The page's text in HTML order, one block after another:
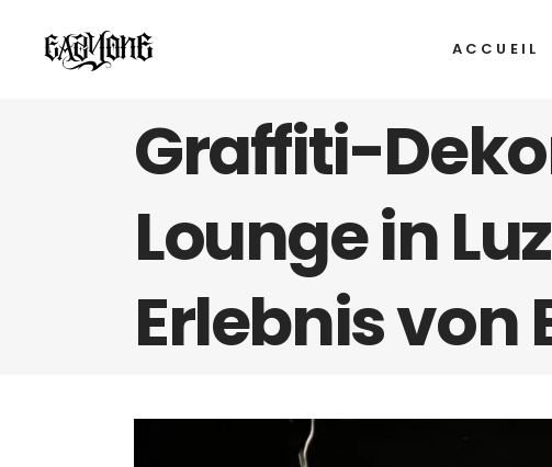
ACCUEIL
Graffiti-
Lounge in
Erlebnis von